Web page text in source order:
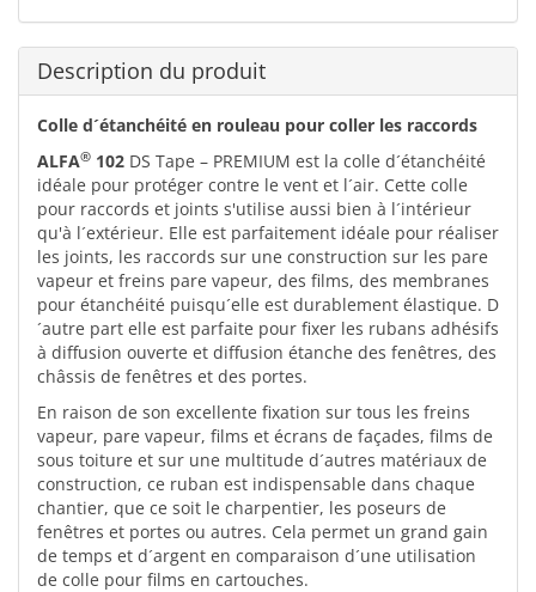
Description du produit
Colle d´étanchéité en rouleau pour coller les raccords
ALFA® 102 DS Tape – PREMIUM est la colle d´étanchéité
idéale pour protéger contre le vent et l´air. Cette colle
pour raccords et joints s'utilise aussi bien à l´intérieur
qu'à l´extérieur. Elle est parfaitement idéale pour réaliser
les joints, les raccords sur une construction sur les pare
vapeur et freins pare vapeur, des films, des membranes
pour étanchéité puisqu´elle est durablement élastique. D
´autre part elle est parfaite pour fixer les rubans adhésifs
à diffusion ouverte et diffusion étanche des fenêtres, des
châssis de fenêtres et des portes.
En raison de son excellente fixation sur tous les freins
vapeur, pare vapeur, films et écrans de façades, films de
sous toiture et sur une multitude d´autres matériaux de
construction, ce ruban est indispensable dans chaque
chantier, que ce soit le charpentier, les poseurs de
fenêtres et portes ou autres. Cela permet un grand gain
de temps et d´argent en comparaison d´une utilisation
de colle pour films en cartouches.